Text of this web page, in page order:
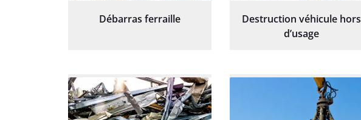
Débarras ferraille
Destruction véhicule hors
d’usage